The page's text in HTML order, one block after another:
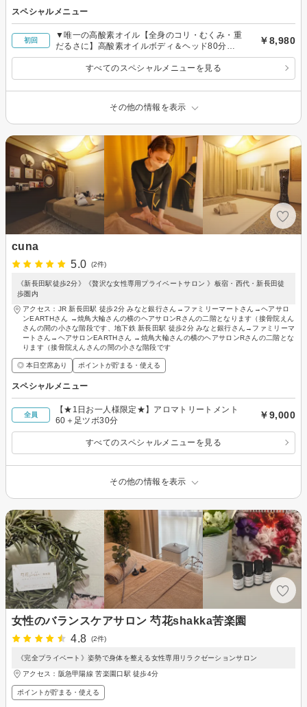
スペシャルメニュー
初回
▼唯一の高酸素オイル【全身のコリ・むくみ・重
だるさに】高酸素オイルボディ＆ヘッド80分
8,980
￥8,980
すべてのスペシャルメニューを見る
その他の情報を表示
cuna
5.0
(2件)
《新長田駅徒歩2分》《贅沢な女性専用プライベートサロン 》板宿・西代・新長田徒
歩圏内
アクセス：JR 新長田駅 徒歩2分 みなと銀行さん→ファミリーマートさん→ヘアサロ
ンEARTHさん →焼鳥大輪さんの横のヘアサロンRさんの二階となります（接骨院えん
さんの間の小さな階段です、地下鉄 新長田駅 徒歩2分 みなと銀行さん→ファミリーマ
ートさん→ヘアサロンEARTHさん →焼鳥大輪さんの横のヘアサロンRさんの二階とな
ります（接骨院えんさんの間の小さな階段です
◎ 本日空席あり ポイントが貯まる・使える
スペシャルメニュー
全員
【★1日お一人様限定★】アロマトリートメント
60＋足ツボ30分
￥9,000
すべてのスペシャルメニューを見る
その他の情報を表示
女性のバランスケアサロン 芍花shakka苦楽園
4.8
(2件)
《完全プライベート》姿勢で身体を整える女性専用リラクゼーションサロン
アクセス：阪急甲陽線 苦楽園口駅 徒歩4分
ポイントが貯まる・使える